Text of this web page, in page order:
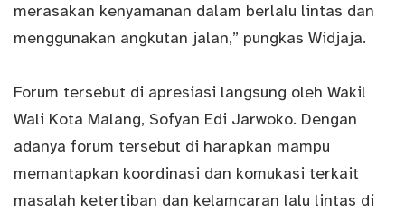
merasakan kenyamanan dalam berlalu lintas dan
menggunakan angkutan jalan,” pungkas Widjaja.
Forum tersebut di apresiasi langsung oleh Wakil
Wali Kota Malang, Sofyan Edi Jarwoko. Dengan
adanya forum tersebut di harapkan mampu
memantapkan koordinasi dan komukasi terkait
masalah ketertiban dan kelamcaran lalu lintas di